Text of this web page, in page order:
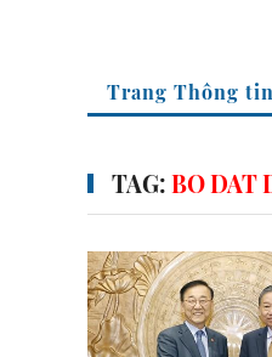
Trang
TAG:BO DAT